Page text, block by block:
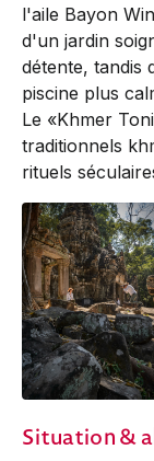
l'aile Bayon
d'un jardin
détente, tandis
piscine plus
Le «Khmer
traditionnels
rituels
Situation &